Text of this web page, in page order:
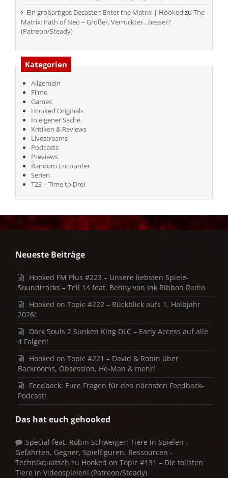
Ein großartiges Desaster: Enter the Matrix | Hooked zu The
Matrix: Path of Neo – Größer, Verrückter…besser?
(Patreon/Steady)
Kategorien
Allgemein
Filme
Games
Hooked Originals
In eigener Sache
Kritiken & Reviews
Livestreams
Podcasts
Previews
Random Encounter
Serien
T23 – Time to Drei
Neueste Beiträge
Hooked FM Plus #223 – Unsere liebsten Spiele-
Soundtracks – Teil 14 feat. Benny von Ink Ribbon Radio
Hooked on Topic #222 – Rückblick aufs 1. Halbjahr
2026!
Dark Souls 2 Sunken King DLC – Early Access auf alle
4 Folgen!
Hooked on Topic #221 – David & Robin über
Backrooms, Obsession, He-Man & mehr!
Feedback: Eure Fragen für den nächsten Feedback-
Podcast!
Das hat euch gehooked
Special feat. Robin Schweiger: Tiere in Spielen -
Gefährten, Gegner, Spielfiguren, Ressourcen -
Technikquatsch zu Hooked on Topic #131 – Die tollsten
Tiere in Videospielen! (Patreon/Steady)